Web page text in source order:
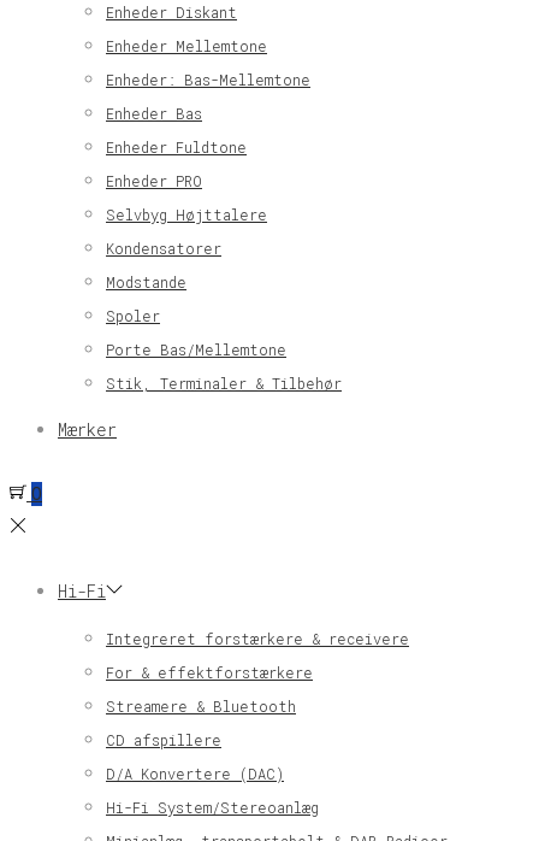
Enheder Diskant
Enheder Mellemtone
Enheder: Bas-Mellemtone
Enheder Bas
Enheder Fuldtone
Enheder PRO
Selvbyg Højttalere
Kondensatorer
Modstande
Spoler
Porte Bas/Mellemtone
Stik, Terminaler & Tilbehør
Mærker
0
Hi-Fi
Integreret forstærkere & receivere
For & effektforstærkere
Streamere & Bluetooth
CD afspillere
D/A Konvertere (DAC)
Hi-Fi System/Stereoanlæg